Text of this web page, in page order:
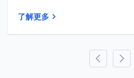
了解更多